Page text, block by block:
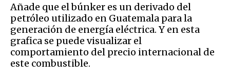
Añade que el búnker es un derivado del
petróleo utilizado en Guatemala para la
generación de energía eléctrica. Y en esta
grafica se puede visualizar el
comportamiento del precio internacional de
este combustible.